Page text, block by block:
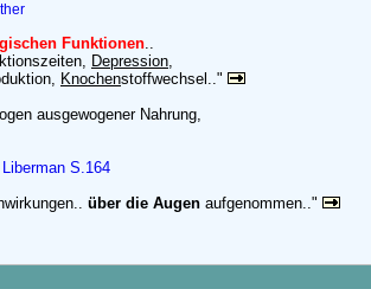
Funktionen..
Depression,
Knochenstoffwechsel.."
ausgewogener Nahrung,
Liberman S.164
über die Augen aufgenommen.."